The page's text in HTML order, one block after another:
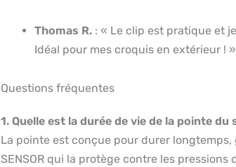
Thomas R. : « Le clip est pratique et
Idéal pour mes croquis en extérieur ! »
Questions fréquentes
1. Quelle est la durée de vie de la pointe du
La pointe est conçue pour durer longtemps,
SENSOR qui la protège contre les pressions